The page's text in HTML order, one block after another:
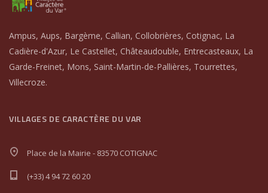
Ampus, Aups, Bargème, Callian, Collobrières, Cotignac, La
Cadière-d'Azur, Le Castellet, Châteaudouble, Entrecasteaux, La
Garde-Freinet, Mons, Saint-Martin-de-Pallières, Tourrettes,
Villecroze.
VILLAGES DE CARACTÈRE DU VAR
Place de la Mairie - 83570 COTIGNAC
(+33) 4 94 72 60 20